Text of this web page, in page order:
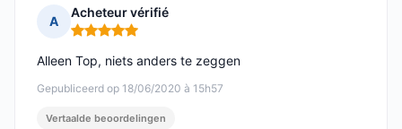
A
Acheteur vérifié
Opmerking: 5 van 5
Gepubliceerd op 18/06/2020 à 15h57
Alleen Top, niets anders te zeggen
Vertaalde beoordelingen